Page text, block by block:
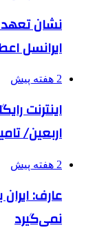
نشان
ایرانسل
2 هفته پیش
اربعین/
2 هفته پیش
عارف:
نمی‌گیرد